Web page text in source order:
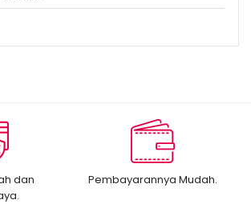
dan
Pembayarannya Mudah.